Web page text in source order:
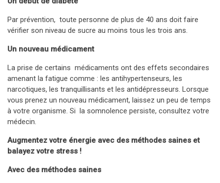
Par prévention, toute personne de plus de 40 ans doit faire
vérifier son niveau de sucre au moins tous les trois ans.
Un nouveau médicament
La prise de certains médicaments ont des effets secondaires
amenant la fatigue comme : les antihypertenseurs, les
narcotiques, les tranquillisants et les antidépresseurs. Lorsque
vous prenez un nouveau médicament, laissez un peu de temps
à votre organisme. Si la somnolence persiste, consultez votre
médecin.
Augmentez votre énergie avec des méthodes saines et
balayez votre stress !
Avec des méthodes saines